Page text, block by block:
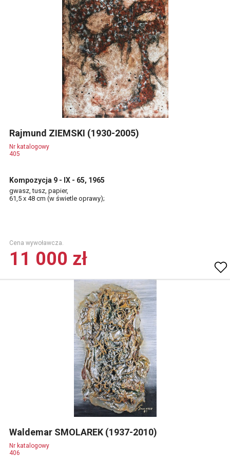
Rajmund ZIEMSKI (1930-2005)
Nr katalogowy
405
Kompozycja 9 - IX - 65, 1965
gwasz, tusz, papier,
61,5 x 48 cm (w świetle oprawy);
Cena wywoławcza.
11 000 zł
Waldemar SMOLAREK (1937-2010)
Nr katalogowy
406